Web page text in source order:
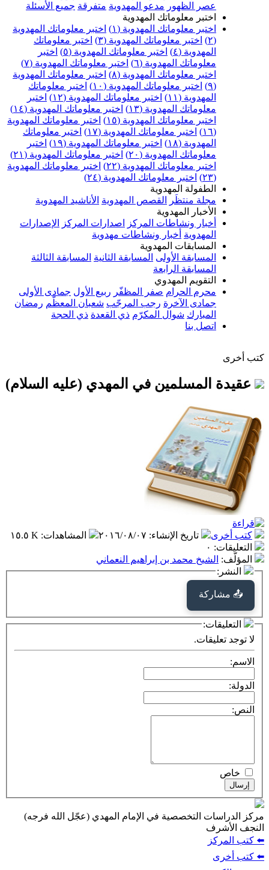
عصر الظهور مدعو المهدوية متفرقة جميع الأسئلة
اختبر معلوماتك المهدوية
اختبر معلوماتك المهدوية (١)
اختبر معلوماتك المهدوية
(٢)
اختبر معلوماتك المهدوية (٣)
اختبر معلوماتك
المهدوية (٤)
اختبر معلوماتك المهدوية (٥)
اختبر
معلوماتك المهدوية (٦)
اختبر معلوماتك المهدوية (٧)
اختبر معلوماتك المهدوية (٨)
اختبر معلوماتك المهدوية
(٩)
اختبر معلوماتك المهدوية (١٠)
اختبر معلوماتك
المهدوية (١١)
اختبر معلوماتك المهدوية (١٢)
اختبر
معلوماتك المهدوية (١٣)
اختبر معلوماتك المهدوية (١٤)
اختبر معلوماتك المهدوية (١٥)
اختبر معلوماتك المهدوية
(١٦)
اختبر معلوماتك المهدوية (١٧)
اختبر معلوماتك
المهدوية (١٨)
اختبر معلوماتك المهدوية (١٩)
اختبر
معلوماتك المهدوية (٢٠)
اختبر معلوماتك المهدوية (٢١)
اختبر معلوماتك المهدوية (٢٢)
اختبر معلوماتك المهدوية
(٢٣)
اختبر معلوماتك المهدوية (٢٤)
الطفولة المهدوية
مجلة منتظَر
القصص المهدوية الأناشيد المهدوية
الأخبار المهدوية
أخبار ونشاطات المركز
اصدارات المركز
الإصدارات
المهدوية أخبار ونشاطات مهدوية
المسابقات المهدوية
المسابقة الأولى المسابقة الثانية المسابقة الثالثة
المسابقة الرابعة
التقويم المهدوي
محرم الحرام صفر المظفّر ربيع الأول جمادى الأولى
جمادى الآخرة رجب المرجّب شعبان المعظّم رمضان
المبارك شوال المكرّم ذي القعدة ذي الحجة
اتصل بنا
كتب أخرى
عقيدة المسلمين في المهدي (عليه السلام)
كتب أخرى تاريخ الإنشاء: ٢٠١٦/٠٨/٠٧ المشاهدات: ١٥.٥ K
التعليقات: ٠
المؤلّف: الشيخ محمد بن إبراهيم النعماني
النشر:
📤 مشاركة
التعليقات:
لا توجد تعليقات.
الاسم:
الدولة:
النص:
خاص
إرسال
مركز الدراسات التخصصية في الإمام المهدي (عجّل الله فرجه)
النجف الأشرف
⬅️ كتب المركز
⬅️ كتب أخرى